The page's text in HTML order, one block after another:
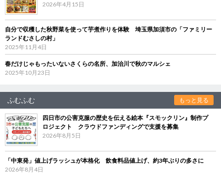
2026年4月15日
自分で収穫した秋野菜を使って芋煮作りを体験 埼玉県加須市の「ファミリー
ランドむさしの村」
2025年11月4日
春だけじゃもったいないさくらの名所、加治川で秋のマルシェ
2025年10月23日
ふむふむ もっと見る
四日市の公害克服の歴史を伝える絵本『スモックリン』制作プ
ロジェクト クラウドファンディングで支援を募集
2026年8月5日
「中東発」値上げラッシュが本格化 飲食料品値上げ、約3年ぶりの多さに
2026年8月4日